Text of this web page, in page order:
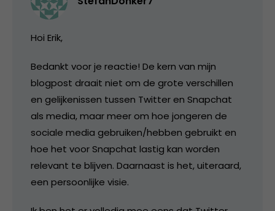
Hoi Erik,
Bedankt voor je reactie! De kern van mijn
blogpost draait niet om de grote verschillen
en gelijkenissen tussen Twitter en Snapchat
als media, maar meer om hoe jongeren de
sociale media gebruiken/hebben gebruikt en
hoe het voor Snapchat lastig kan worden
relevant te blijven. Daarnaast is het, uiteraard,
een persoonlijke visie.